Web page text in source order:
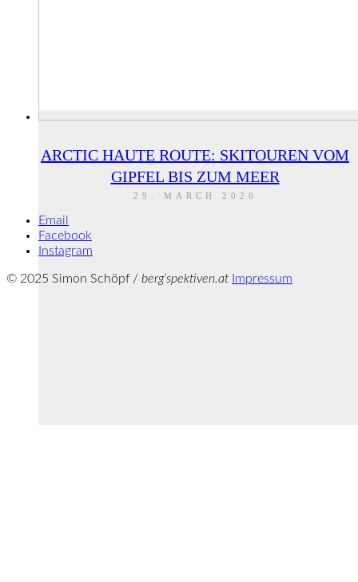
ARCTIC HAUTE ROUTE: SKITOUREN VOM
GIPFEL BIS ZUM MEER
29. MARCH 2020
Email
Facebook
Instagram
© 2025 Simon Schöpf / berg‘spektiven.at Impressum